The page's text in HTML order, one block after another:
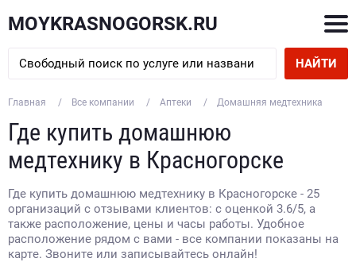
MOYKRASNOGORSK.RU
НАЙТИ
Главная Все компании Аптеки Домашняя медтехника
Где купить домашнюю
медтехнику в Красногорске
Где купить домашнюю медтехнику в Красногорске - 25
организаций с отзывами клиентов: с оценкой 3.6/5, а
также расположение, цены и часы работы. Удобное
расположение рядом с вами - все компании показаны на
карте. Звоните или записывайтесь онлайн!